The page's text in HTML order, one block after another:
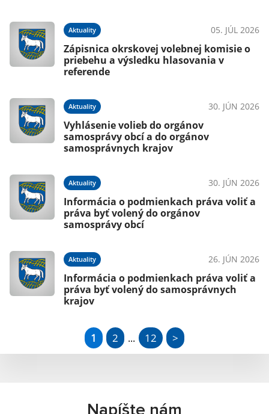
Aktuality 05. JÚL 2026
Zápisnica okrskovej volebnej komisie o
priebehu a výsledku hlasovania v
referende
Aktuality 30. JÚN 2026
Vyhlásenie volieb do orgánov
samosprávy obcí a do orgánov
samosprávnych krajov
Aktuality 30. JÚN 2026
Informácia o podmienkach práva voliť a
práva byť volený do orgánov
samosprávy obcí
Aktuality 26. JÚN 2026
Informácia o podmienkach práva voliť a
práva byť volený do samosprávnych
krajov
1 2 ... 12 >
Napíšte nám